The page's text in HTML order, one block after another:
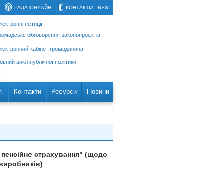
RSS
КОНТАКТИ
РАДА ОНЛАЙН
петиції
обговорення законопроєктів
кабінет громадянина
цикл публічної політики
Контакти Ресурси Новини
страхування" (щодо